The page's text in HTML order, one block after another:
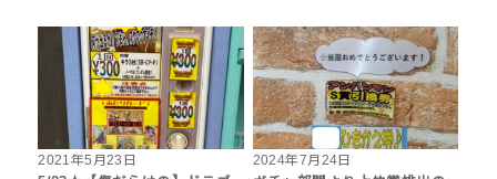
2021年5月23日
2024年7月24日